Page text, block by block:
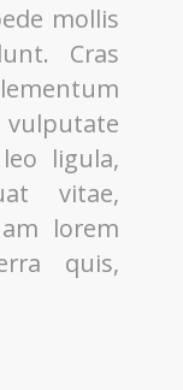
mollis
Cras
ligula,
vitae,
lorem
quis,